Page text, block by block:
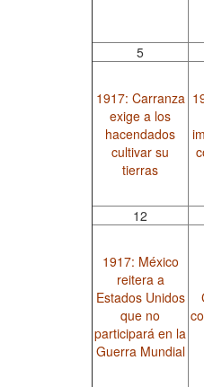
5
1917: Carranza
exige a los
hacendados
cultivar su
tierras
12
1917: México
reitera a
Estados Unidos
que no
participará en la
Guerra Mundial